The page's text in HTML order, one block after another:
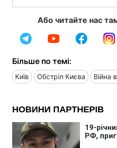
Або читайте нас
Більше по темі:
Київ Обстріл Києва Війна